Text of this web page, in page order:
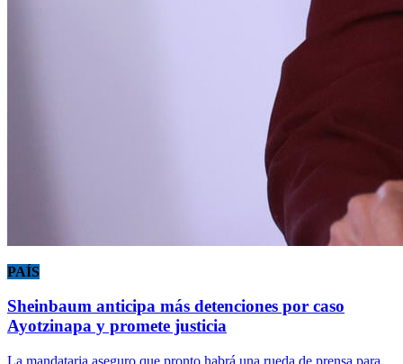
PAÍS
Sheinbaum anticipa más detenciones por caso
Ayotzinapa y promete justicia
La mandataria aseguro que pronto habrá una rueda de prensa para